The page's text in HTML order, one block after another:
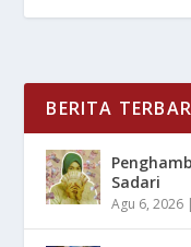
BERITA
Sadari
Agu 6, 2026 |